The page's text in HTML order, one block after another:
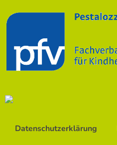
Datenschutzerklärung